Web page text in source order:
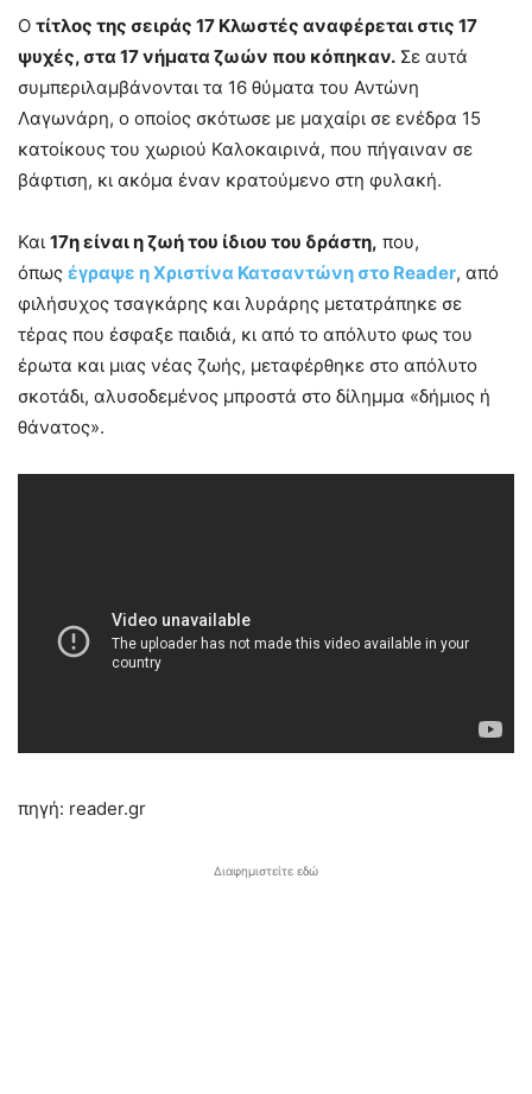
Ο τίτλος της σειράς 17 Κλωστές αναφέρεται στις 17
ψυχές, στα 17 νήματα ζωών που κόπηκαν. Σε αυτά
συμπεριλαμβάνονται τα 16 θύματα του Αντώνη
Λαγωνάρη, ο οποίος σκότωσε με μαχαίρι σε ενέδρα 15
κατοίκους του χωριού Καλοκαιρινά, που πήγαιναν σε
βάφτιση, κι ακόμα έναν κρατούμενο στη φυλακή.
Και 17η είναι η ζωή του ίδιου του δράστη, που,
όπως έγραψε η Χριστίνα Κατσαντώνη στο Reader, από
φιλήσυχος τσαγκάρης και λυράρης μετατράπηκε σε
τέρας που έσφαξε παιδιά, κι από το απόλυτο φως του
έρωτα και μιας νέας ζωής, μεταφέρθηκε στο απόλυτο
σκοτάδι, αλυσοδεμένος μπροστά στο δίλημμα «δήμιος ή
θάνατος».
πηγή: reader.gr
Διαφημιστείτε εδώ